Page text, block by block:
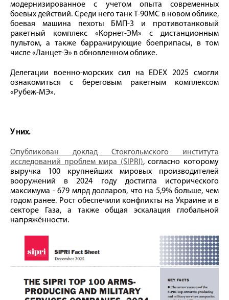
модернизированное с учетом опыта современных
боевых действий. Среди него танк Т-90МС в новом облике,
боевая машина пехоты БМП-3 и противотанковый
ракетный комплекс «Корнет-ЭМ» с дистанционным
пультом, а также барражирующие боеприпасы, в том
числе «Ланцет-Э» в обновленном облике.
Делегации военно-морских сил на EDEX 2025 смогли
ознакомиться с береговым ракетным комплексом
«Рубеж-МЭ».
У них.
Опубликован доклад Стокгольмского института
исследований проблем мира (SIPRI), согласно которому
выручка 100 крупнейших мировых производителей
вооружений в 2024 году достигла исторического
максимума - 679 млрд долларов, что на 5,9% больше, чем
годом ранее. Рост обеспечили конфликты на Украине и в
секторе Газа, а также общая эскалация глобальной
напряжённости.